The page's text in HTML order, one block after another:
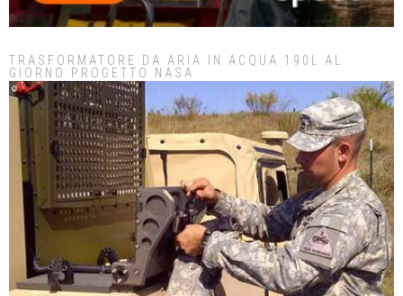
TRASFORMATORE DA ARIA IN ACQUA 190L AL
GIORNO PROGETTO NASA